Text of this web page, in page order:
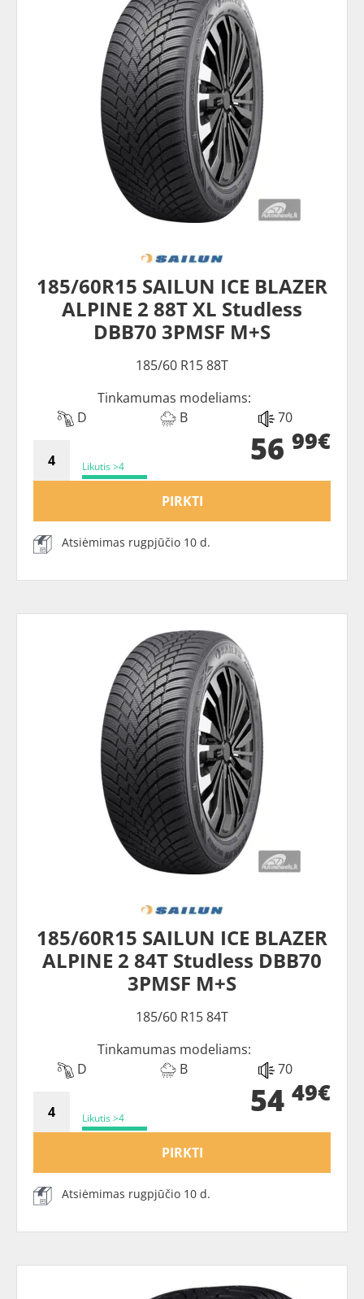
185/60R15 SAILUN ICE BLAZER
ALPINE 2 88T XL Studless
DBB70 3PMSF M+S
185/60 R15 88T
Tinkamumas modeliams:
D
B 70
Likutis >4 56 99€
PIRKTI
Atsiėmimas rugpjūčio 10 d.
185/60R15 SAILUN ICE BLAZER
ALPINE 2 84T Studless DBB70
3PMSF M+S
185/60 R15 84T
Tinkamumas modeliams:
D
B 70
Likutis >4 54 49€
PIRKTI
Atsiėmimas rugpjūčio 10 d.